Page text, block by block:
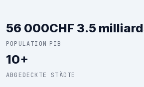
56 000
POPULATION
CHF 3.5
PIB
10+
ABGEDECKTE STÄDTE